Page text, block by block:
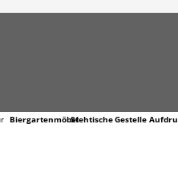
BiergartenmöbelStehtischeGestelle